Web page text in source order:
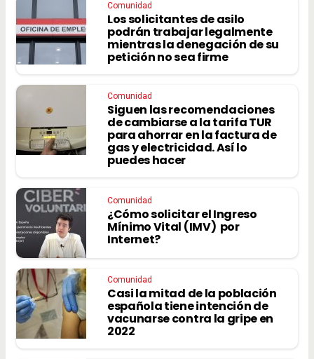
Comunidad
Los solicitantes de asilo
podrán trabajar legalmente
mientras la denegación de su
petición no sea firme
Comunidad
Siguen las recomendaciones
de cambiarse a la tarifa TUR
para ahorrar en la factura de
gas y electricidad. Así lo
puedes hacer
Comunidad
¿Cómo solicitar el Ingreso
Mínimo Vital (IMV) por
Internet?
Comunidad
Casi la mitad de la población
española tiene intención de
vacunarse contra la gripe en
2022